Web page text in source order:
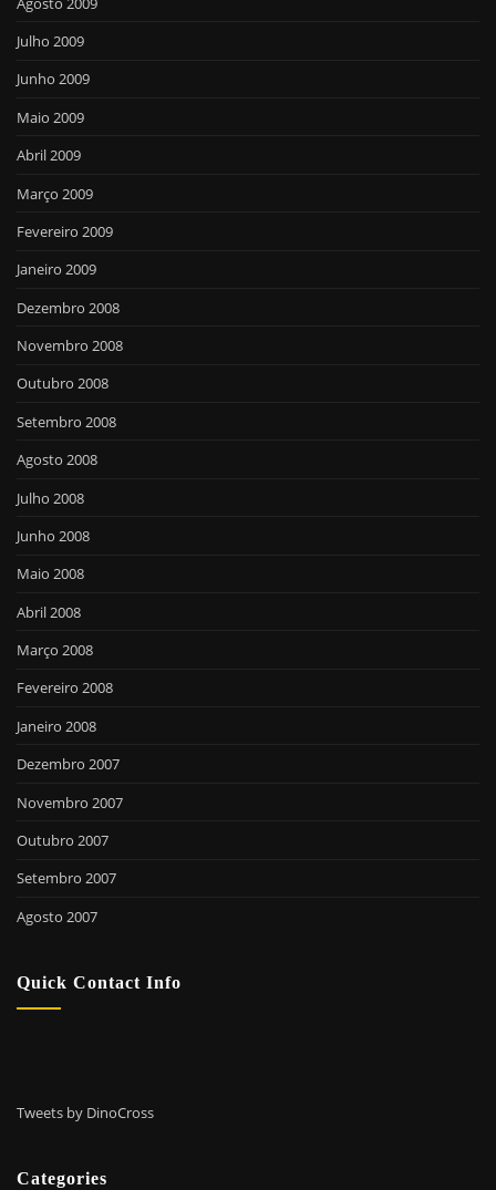
Julho 2009
Junho 2009
Maio 2009
Abril 2009
Março 2009
Fevereiro 2009
Janeiro 2009
Dezembro 2008
Novembro 2008
Outubro 2008
Setembro 2008
Agosto 2008
Julho 2008
Junho 2008
Maio 2008
Abril 2008
Março 2008
Fevereiro 2008
Janeiro 2008
Dezembro 2007
Novembro 2007
Outubro 2007
Setembro 2007
Agosto 2007
Quick Contact Info
Tweets by DinoCross
Categories